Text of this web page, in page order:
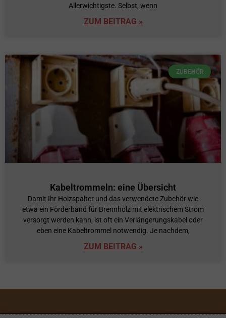
Allerwichtigste. Selbst, wenn
ZUM BEITRAG »
ZUBEHÖR
Kabeltrommeln: eine Übersicht
Damit Ihr Holzspalter und das verwendete Zubehör wie
etwa ein Förderband für Brennholz mit elektrischem Strom
versorgt werden kann, ist oft ein Verlängerungskabel oder
eben eine Kabeltrommel notwendig. Je nachdem,
ZUM BEITRAG »